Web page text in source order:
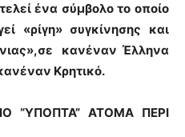
ένα σύμβολο το οποίο
«ρίγη» συγκίνησης και
κανέναν Έλληνα
Κρητικό.
“ΥΠΟΠΤΑ” ΑΤΟΜΑ ΠΕΡΙ